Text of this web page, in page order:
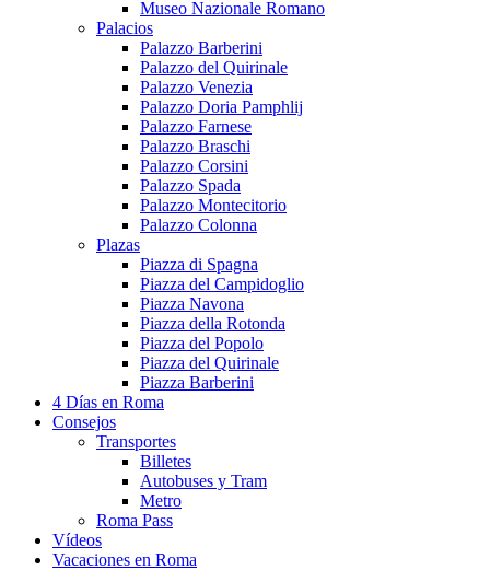
Museo Nazionale Romano
Palacios
Palazzo Barberini
Palazzo del Quirinale
Palazzo Venezia
Palazzo Doria Pamphlij
Palazzo Farnese
Palazzo Braschi
Palazzo Corsini
Palazzo Spada
Palazzo Montecitorio
Palazzo Colonna
Plazas
Piazza di Spagna
Piazza del Campidoglio
Piazza Navona
Piazza della Rotonda
Piazza del Popolo
Piazza del Quirinale
Piazza Barberini
4 Días en Roma
Consejos
Transportes
Billetes
Autobuses y Tram
Metro
Roma Pass
Vídeos
Vacaciones en Roma